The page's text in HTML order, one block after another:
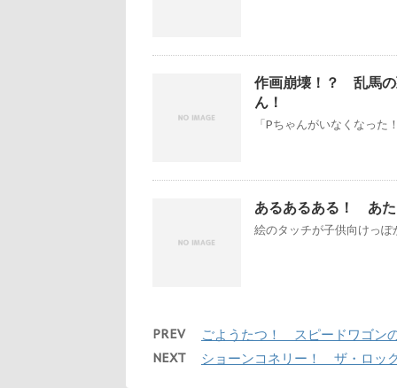
作画崩壊！？ 乱馬
ん！
「Pちゃんがいなくなっ
あるあるある！ あ
絵のタッチが子供向けっ
PREV ごようたつ！ スピードワゴン
NEXT ショーンコネリー！ ザ・ロッ